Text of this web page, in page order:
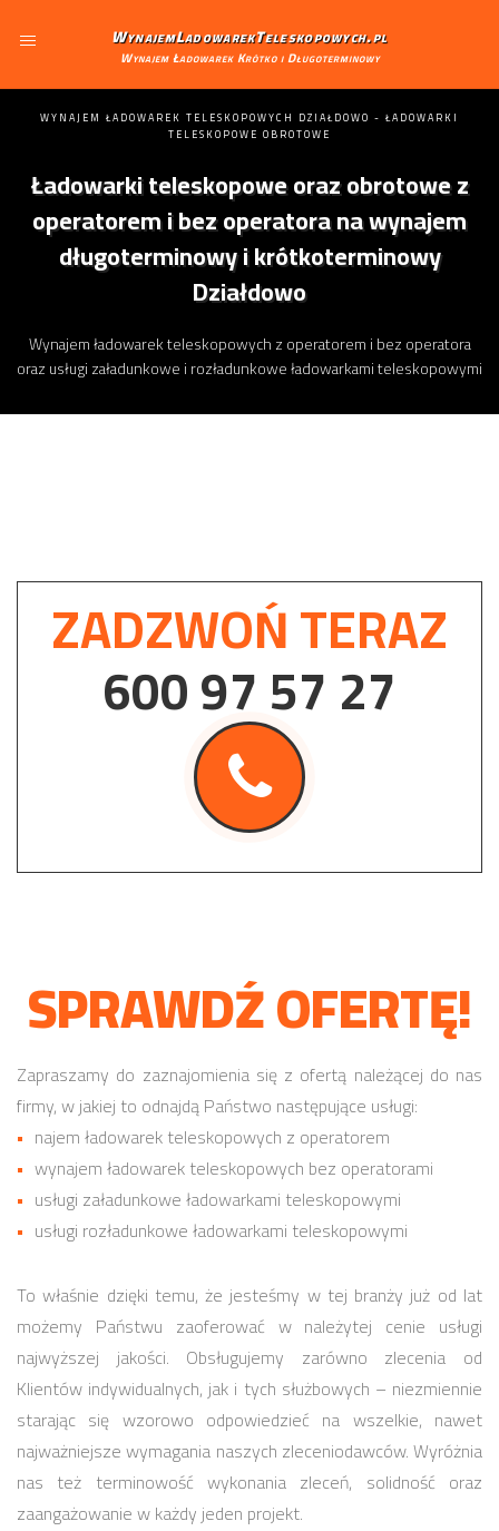
WynajemLadowarekTeleskopowych.pl
Wynajem Ładowarek Krótko i Długoterminowy
WYNAJEM ŁADOWAREK TELESKOPOWYCH DZIAŁDOWO - ŁADOWARKI
TELESKOPOWE OBROTOWE
Ładowarki teleskopowe oraz obrotowe z
operatorem i bez operatora na wynajem
długoterminowy i krótkoterminowy
Działdowo
Wynajem ładowarek teleskopowych z operatorem i bez operatora
oraz usługi załadunkowe i rozładunkowe ładowarkami teleskopowymi
ZADZWOŃ TERAZ
600 97 57 27
SPRAWDŹ OFERTĘ!
Zapraszamy do zaznajomienia się z ofertą należącej do nas
firmy, w jakiej to odnajdą Państwo następujące usługi:
najem ładowarek teleskopowych z operatorem
wynajem ładowarek teleskopowych bez operatorami
usługi załadunkowe ładowarkami teleskopowymi
usługi rozładunkowe ładowarkami teleskopowymi
To właśnie dzięki temu, że jesteśmy w tej branży już od lat
możemy Państwu zaoferować w należytej cenie usługi
najwyższej jakości. Obsługujemy zarówno zlecenia od
Klientów indywidualnych, jak i tych służbowych – niezmiennie
starając się wzorowo odpowiedzieć na wszelkie, nawet
najważniejsze wymagania naszych zleceniodawców. Wyróżnia
nas też terminowość wykonania zleceń, solidność oraz
zaangażowanie w każdy jeden projekt.